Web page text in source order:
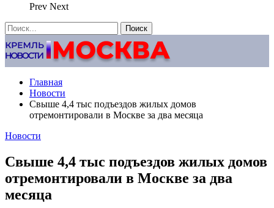
Prev Next
Главная
Новости
Свыше 4,4 тыс подъездов жилых домов
отремонтировали в Москве за два месяца
Новости
Свыше 4,4 тыс подъездов жилых домов
отремонтировали в Москве за два
месяца